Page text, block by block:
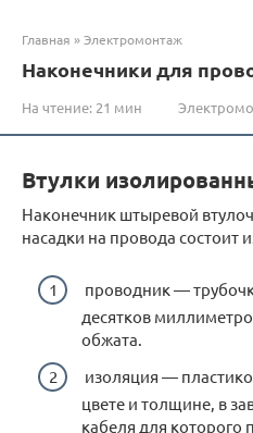
Главная »Электромонтаж
Наконечники для
На чтение: 21 мин
Втулки
Наконечник штыревой
насадки на провода состоит
проводник —
десятков
обжата.
изоляция —
цвете и толщине, в
кабеля для которого